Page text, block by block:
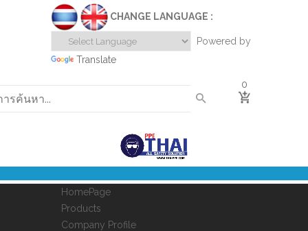
CHANGE LANGUAGE :
Powered by
Translate
0
HomePage
Products
Company Profile